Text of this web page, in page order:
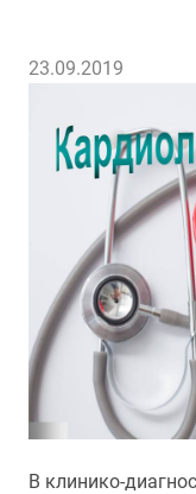
23.09.2019
В клинико-